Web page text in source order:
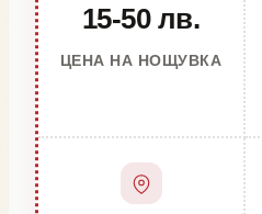
15-50 лв.
ЦЕНА НА НОЩУВКА